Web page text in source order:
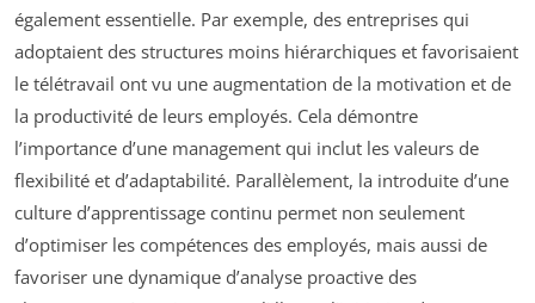
également essentielle. Par exemple, des entreprises qui
adoptaient des structures moins hiérarchiques et favorisaient
le télétravail ont vu une augmentation de la motivation et de
la productivité de leurs employés. Cela démontre
l’importance d’une management qui inclut les valeurs de
flexibilité et d’adaptabilité. Parallèlement, la introduite d’une
culture d’apprentissage continu permet non seulement
d’optimiser les compétences des employés, mais aussi de
favoriser une dynamique d’analyse proactive des